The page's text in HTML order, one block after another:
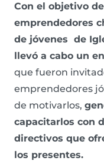
Con el objetivo
emprendedores
de jóvenes de
llevó a cabo un
que fueron
emprendedores
de motivarlos,
capacitarlos con
directivos que
los presentes.